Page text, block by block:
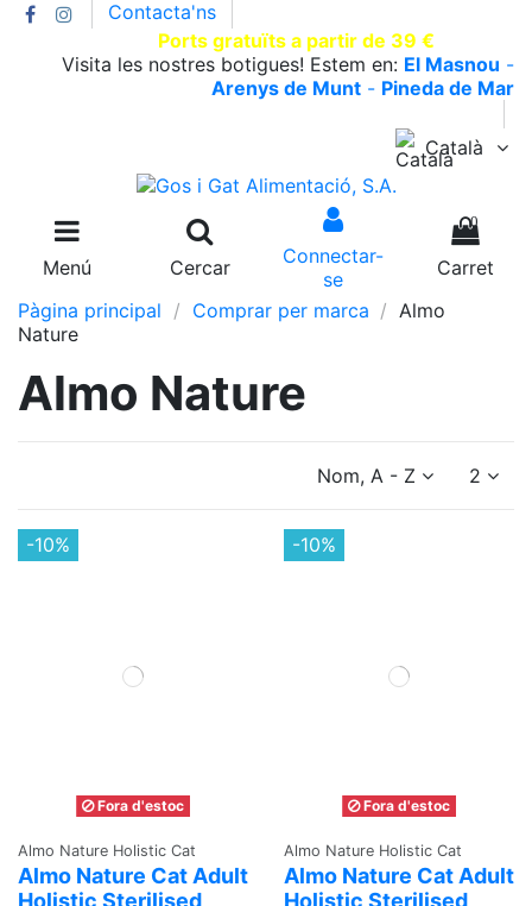
Contacta'ns
Ports gratuïts a partir de 39 €
Visita les nostres botigues! Estem en: El Masnou -
Arenys de Munt - Pineda de Mar
Català
Menú Cercar
Connectar-
se
0
Carret
Pàgina principal
Comprar per marca
Almo
Nature
Almo Nature
Nom, A - Z 2
-10%
Fora d'estoc
Almo Nature Holistic Cat
Almo Nature Cat Adult
-10%
Fora d'estoc
Almo Nature Holistic Cat
Almo Nature Cat Adult